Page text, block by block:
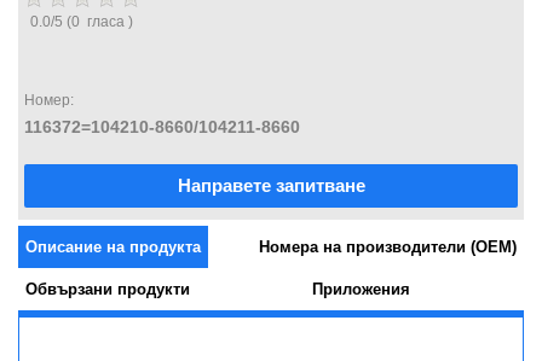
0.0/5 (0 гласа )
Номер:
116372=104210-8660/104211-8660
Направете запитване
Описание на продукта Номера на производители (OEM)
Обвързани продукти Приложения